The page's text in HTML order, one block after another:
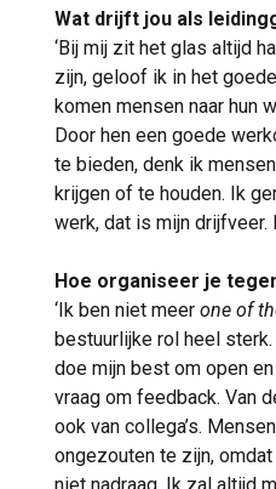
Wat drijft jou als
‘Bij mij zit het glas altijd
zijn, geloof ik in het
komen mensen naar hun
Door hen een goede
te bieden, denk ik
krijgen of te houden. Ik
werk, dat is mijn drijfveer.
Hoe organiseer je
‘Ik ben niet meer one of
bestuurlijke rol heel
doe mijn best om open
vraag om feedback. Van
ook van collega’s.
ongezouten te zijn,